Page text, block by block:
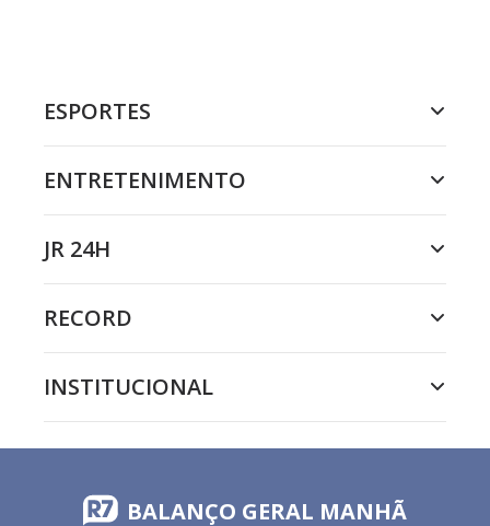
ESPORTES
ENTRETENIMENTO
JR 24H
RECORD
INSTITUCIONAL
BALANÇO GERAL MANHÃ